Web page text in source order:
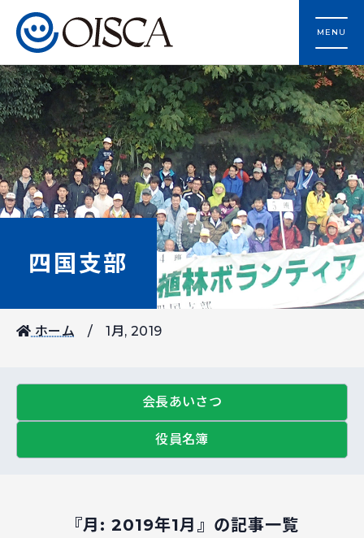
MENU
四国支部
ホーム 1月, 2019
会長あいさつ
役員名簿
『月: 2019年1月 』の記事一覧